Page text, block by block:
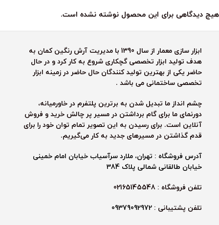
هیچ دیدگاهی برای این محصول نوشته نشده است.
ابزار سازی معمار از سال 1390 با مدیریت آرش رنگین کمان به
هدف تولید ابزار تخصصی گچکاری شروع به کار کرد و در حال
حاضر یکی از بهترین تولید کنندگان حال حاضر در زمینه ابزار
تخصصی ساختمانی می باشد .
چشم انداز ما تبدیل شدن به برترین پلتفرم در خاورمیانه،
دورنمای ما برای گام برداشتن در مسیر پر چالش خرید و فروش
آنلاین است. برای رسیدن به این تصویر تمام توان خود را برای
قدم گذاشتن در مسیرهای جدید به کار می‌گیریم.
آدرس فروشگاه : تهران، ملارد سرآسیاب خیابان امام خمینی
خیابان طالقانی شمالی پلاک 384
تلفن فروشگاه : 02165145548
تلفن پشتیبانی : 09379092972